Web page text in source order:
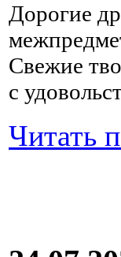
Дорогие
Свежие
с
Читать